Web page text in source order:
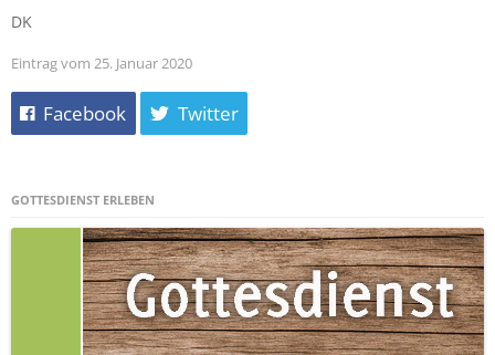
DK
Eintrag vom 25. Januar 2020
Facebook Twitter
GOTTESDIENST ERLEBEN